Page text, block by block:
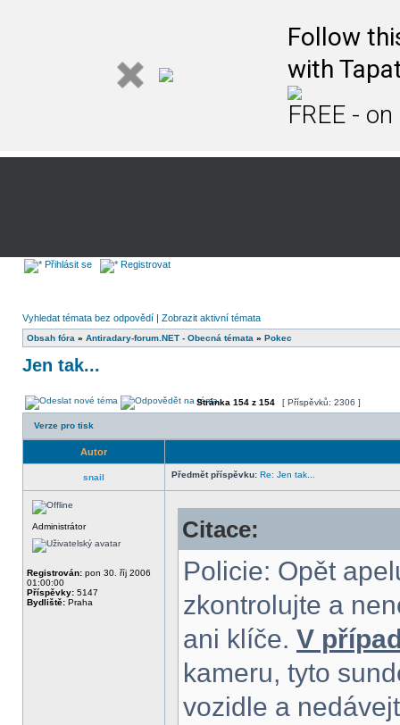
Follow
with
FREE -
Přihlásit se Registrovat
Vyhledat témata bez odpovědí | Zobrazit aktivní témata
Obsah fóra » Antiradary-forum.NET - Obecná témata » Pokec
Jen tak...
Stránka 154 z 154 [ Příspěvků: 2306 ]
Verze pro tisk
Autor
snail Předmět příspěvku: Re: Jen tak...
Administrátor
Registrován: pon 30. říj 2006
01:00:00
Příspěvky: 5147
Bydliště: Praha
Citace:
Policie: Opět
zkontrolujte a
ani klíče. V
kameru, tyto
vozidle a